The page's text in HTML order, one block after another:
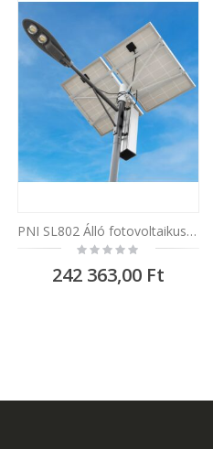
PNI SL802 Álló fotovoltaikus világító oszlop kivetítővel, utcai megvilágításra, 2 LED, 2 panellel 2 x 80W, 60A napelem, 6 méter
Rating:
0%
242 363,00 Ft